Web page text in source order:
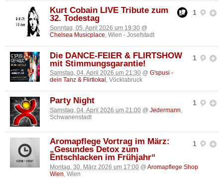
1
Kurt Cobain LIVE Tribute zum
32. Todestag
Sonntag, 05. April 2026 um 19:30 @
Chelsea Musicplace, Wien - Josefstadt
1
Die DANCE-FEIER & FLIRTSHOW
mit Stimmungsgarantie!
Samstag, 04. April 2026 um 21:30 @ G'spusi -
dein Tanz & Flirtlokal , Vöcklabruck
1
Party Night
Samstag, 04. April 2026 um 21:00 @ Jedermann
Schwanenstadt
1
Aromapflege Vortrag im März:
„Gesundes Detox zum
Entschlacken im Frühjahr“
Montag, 30. März 2026 um 17:00 @ Aromapflege Shop
Wien , Wien